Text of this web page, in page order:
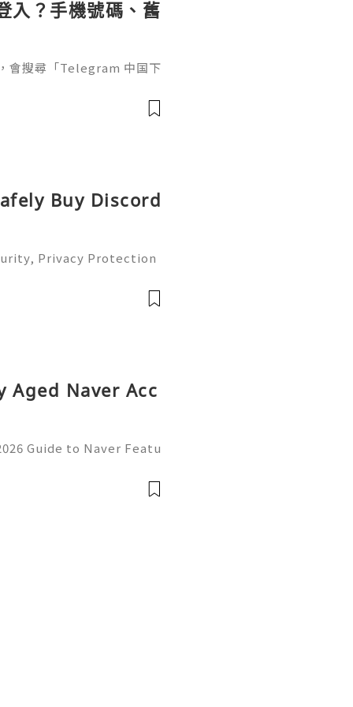
入？手機號碼、舊
會搜尋「Telegram 中国下
往往不是安裝本身，而是
Buy Discord
Privacy Protection
💫💎💲💫🌐✨💎W
Aged Naver Acc
Guide to Naver Featu
Accounts | Complete 20